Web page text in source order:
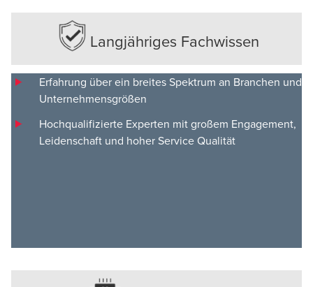
Langjähriges Fachwissen
Erfahrung über ein breites Spektrum an Branchen und
Unternehmensgrößen
Hochqualifizierte Experten mit großem Engagement,
Leidenschaft und hoher Service Qualität